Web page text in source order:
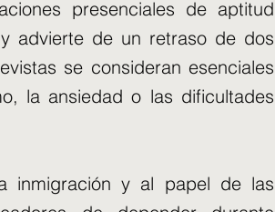
presenciales de aptitud
advierte de un retraso de dos
se consideran esenciales
la ansiedad o las dificultades
inmigración y al papel de las